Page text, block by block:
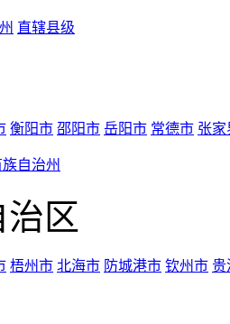
直辖县级
衡阳市 邵阳市 岳阳市 常德市 张家
自治州
区
梧州市 北海市 防城港市 钦州市 贵